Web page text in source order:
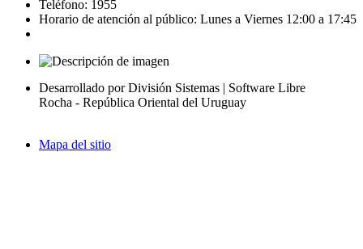
Teléfono: 1955
Horario de atención al público: Lunes a Viernes 12:00 a 17:45
Desarrollado por División Sistemas | Software Libre
Rocha - República Oriental del Uruguay
Mapa del sitio